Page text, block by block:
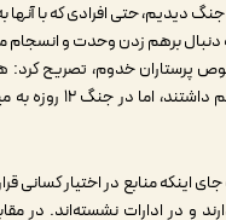
جنگ دیدیم، حتی افرادی که با
به دنبال برهم زدن وحدت و
و تلاش جامعه پزشکی در طول جنگ ۱۲ روزه، به خصوص
خصوص کادر درمانی در جنگ ۱۲ روزه قابل
منابع در اختیار کسانی
و در ادارات نشسته‌اند. در